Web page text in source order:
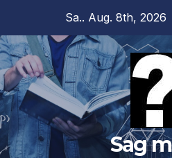
springen
Sa.. Aug. 8th, 2026
Sag